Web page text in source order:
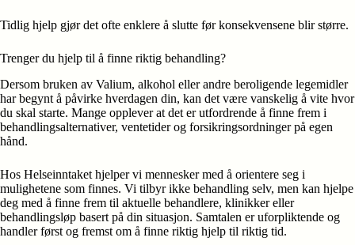
Tidlig hjelp gjør det ofte enklere å slutte før konsekvensene blir større.
Trenger du hjelp til å finne riktig behandling?
Dersom bruken av Valium, alkohol eller andre beroligende legemidler
har begynt å påvirke hverdagen din, kan det være vanskelig å vite hvor
du skal starte. Mange opplever at det er utfordrende å finne frem i
behandlingsalternativer, ventetider og forsikringsordninger på egen
hånd.
Hos Helseinntaket hjelper vi mennesker med å orientere seg i
mulighetene som finnes. Vi tilbyr ikke behandling selv, men kan hjelpe
deg med å finne frem til aktuelle behandlere, klinikker eller
behandlingsløp basert på din situasjon. Samtalen er uforpliktende og
handler først og fremst om å finne riktig hjelp til riktig tid.